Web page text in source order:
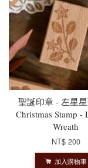
聖誕印章 - 左星
Christmas Stamp -
Wreath
NT$ 200
加入購物車